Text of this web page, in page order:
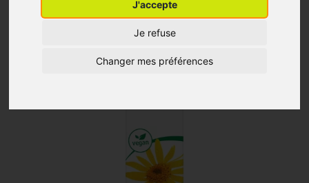
J'accepte
Je refuse
Changer mes préférences